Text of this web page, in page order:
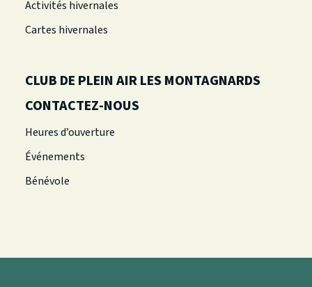
Activités hivernales
Cartes hivernales
CLUB DE PLEIN AIR LES MONTAGNARDS
CONTACTEZ-NOUS
Heures d’ouverture
Événements
Bénévole